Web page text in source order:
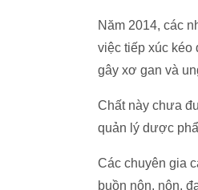
Năm 2014, các
việc tiếp xúc kéo
gây xơ gan và
Chất này chưa
quản lý dược
Các chuyên gia
buồn nôn, nôn,